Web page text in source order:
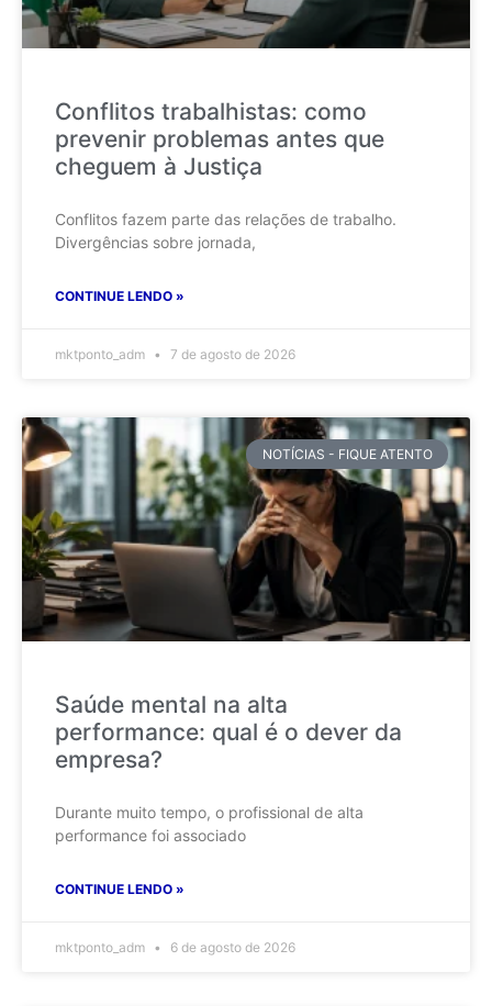
Conflitos trabalhistas: como
prevenir problemas antes que
cheguem à Justiça
Conflitos fazem parte das relações de trabalho.
Divergências sobre jornada,
CONTINUE LENDO »
mktponto_adm 7 de agosto de 2026
NOTÍCIAS - FIQUE ATENTO
Saúde mental na alta
performance: qual é o dever da
empresa?
Durante muito tempo, o profissional de alta
performance foi associado
CONTINUE LENDO »
mktponto_adm 6 de agosto de 2026